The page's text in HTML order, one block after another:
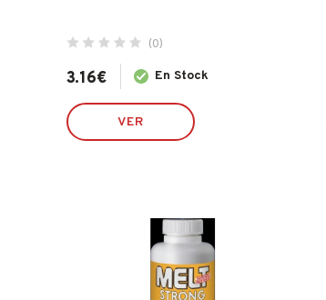
(0)
3.16€ En Stock
VER